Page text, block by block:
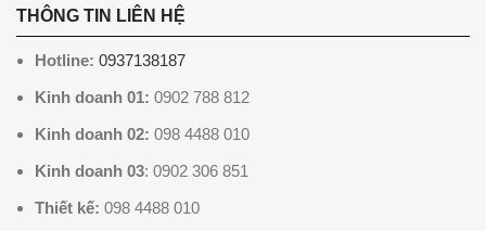
THÔNG TIN LIÊN HỆ
Hotline: 0937138187
Kinh doanh 01: 0902 788 812
Kinh doanh 02: 098 4488 010
Kinh doanh 03: 0902 306 851
Thiết kế: 098 4488 010